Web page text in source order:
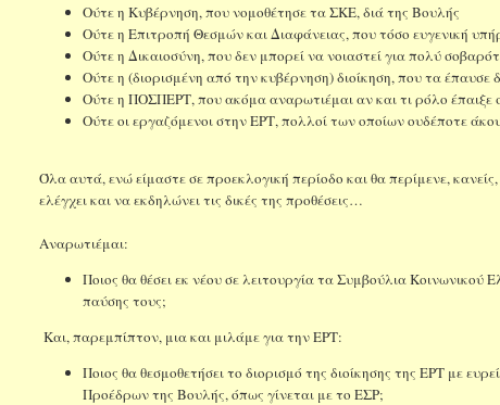
Ούτε η Κυβέρνηση, που νομοθέτησε τα ΣΚΕ, διά της Βουλής
Ούτε η Επιτροπή Θεσμών και Διαφάνειας, που τόσο ευγενική
Ούτε η Δικαιοσύνη, που δεν μπορεί να νοιαστεί για πολύ
Ούτε η (διορισμένη από την κυβέρνηση) διοίκηση, που τα έπαυσε
Ούτε η ΠΟΣΠΕΡΤ, που ακόμα αναρωτιέμαι αν και τι ρόλο έπαιξε
Ούτε οι εργαζόμενοι στην ΕΡΤ, πολλοί των οποίων ουδέποτε
Όλα αυτά, ενώ είμαστε σε προεκλογική περίοδο και θα περίμενε,
ελέγχει και να εκδηλώνει τις δικές της προθέσεις…
Αναρωτιέμαι:
Ποιος θα θέσει εκ νέου σε λειτουργία τα Συμβούλια
παύσης τους;
Και, παρεμπίπτον, μια και μιλάμε για την ΕΡΤ:
Ποιος θα θεσμοθετήσει το διορισμό της διοίκησης της ΕΡΤ με
Προέδρων της Βουλής, όπως γίνεται με το ΕΣΡ;